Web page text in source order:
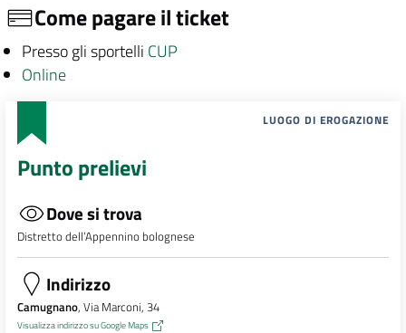
Come pagare il ticket
Presso gli sportelli CUP
Online
LUOGO DI EROGAZIONE
Punto prelievi
Dove si trova
Distretto dell’Appennino bolognese
Indirizzo
Camugnano, Via Marconi, 34
Visualizza indirizzo su Google Maps